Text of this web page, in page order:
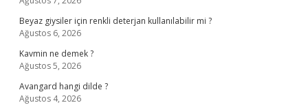
Beyaz giysiler için renkli deterjan kullanılabilir mi ?
Ağustos 6, 2026
Kavmin ne demek ?
Ağustos 5, 2026
Avangard hangi dilde ?
Ağustos 4, 2026